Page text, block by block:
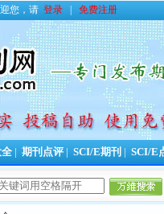
您，请 登录 免费注册
期刊点评 SCI/E期刊 SCI/E